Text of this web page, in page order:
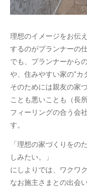
理想のイメージをお伝
するのがプランナーの
でも、プランナーから
や、住みやすい家の“カ
そのためには親友の家
ことも悪いことも（長
フィーリングの合う会
す。
「理想の家づくりをの
しみたい。」
にしよりでは、ワクワ
なお施主さまとの出会